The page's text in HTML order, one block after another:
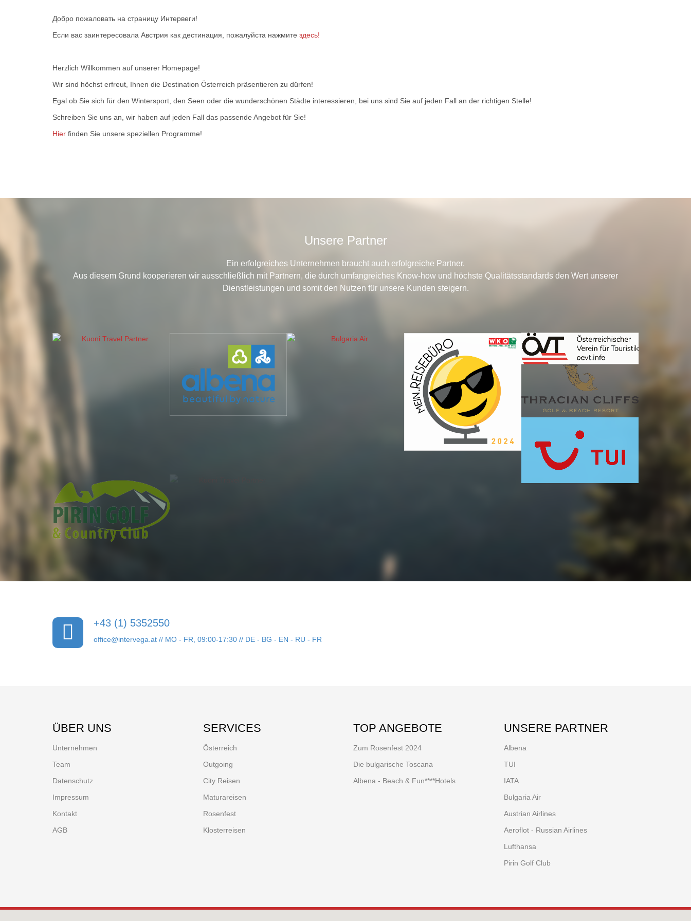
Добро пожаловать на страницу Интервеги!
Если вас заинтересовала Австрия как дестинация, пожалуйста нажмите здесь!
Herzlich Willkommen auf unserer Homepage!
Wir sind höchst erfreut, Ihnen die Destination Österreich präsentieren zu dürfen!
Egal ob Sie sich für den Wintersport, den Seen oder die wunderschönen Städte interessieren, bei uns sind Sie auf jeden Fall an der richtigen Stelle!
Schreiben Sie uns an, wir haben auf jeden Fall das passende Angebot für Sie!
Hier finden Sie unsere speziellen Programme!
Unsere Partner
Ein erfolgreiches Unternehmen braucht auch erfolgreiche Partner.
Aus diesem Grund kooperieren wir ausschließlich mit Partnern, die durch umfangreiches Know-how und höchste Qualitätsstandards den Wert unserer
Dienstleistungen und somit den Nutzen für unsere Kunden steigern.
+43 (1) 5352550
office@intervega.at // MO - FR, 09:00-17:30 // DE - BG - EN - RU - FR
ÜBER UNS
Unternehmen
Team
Datenschutz
Impressum
Kontakt
AGB
SERVICES
Österreich
Outgoing
City Reisen
Maturareisen
Rosenfest
Klosterreisen
TOP ANGEBOTE
Zum Rosenfest 2024
Die bulgarische Toscana
Albena - Beach & Fun****Hotels
UNSERE PARTNER
Albena
TUI
IATA
Bulgaria Air
Austrian Airlines
Aeroflot - Russian Airlines
Lufthansa
Pirin Golf Club